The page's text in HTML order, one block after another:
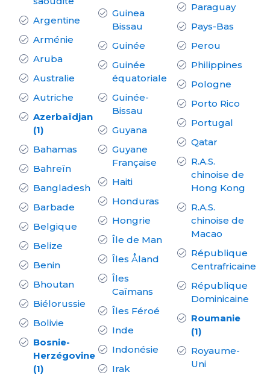
Argentine
Arménie
Aruba
Australie
Autriche
Azerbaïdjan
(1)
Bahamas
Bahreïn
Bangladesh
Barbade
Belgique
Belize
Benin
Bhoutan
Biélorussie
Bolivie
Bosnie-
Herzégovine
(1)
Guinea
Bissau
Guinée
Guinée
équatoriale
Guinée-
Bissau
Guyana
Guyane
Française
Haiti
Honduras
Hongrie
Île de Man
Îles Åland
Îles
Caïmans
Îles Féroé
Inde
Indonésie
Irak
Paraguay
Pays-Bas
Perou
Philippines
Pologne
Porto Rico
Portugal
Qatar
R.A.S.
chinoise de
Hong Kong
R.A.S.
chinoise de
Macao
République
Centrafricaine
République
Dominicaine
Roumanie
(1)
Royaume-
Uni